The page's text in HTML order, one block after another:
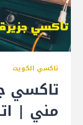
تاكسي الكويت
تاكسي
مني | اتصل